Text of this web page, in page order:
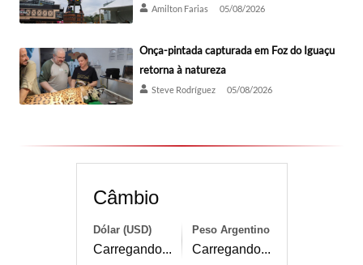
Amilton Farias 05/08/2026
Onça-pintada capturada em Foz do Iguaçu
retorna à natureza
Steve Rodríguez 05/08/2026
Câmbio
Dólar (USD)
Carregando...
Peso Argentino
Carregando...